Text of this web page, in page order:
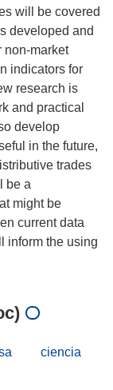
will be covered
developed and
non-market
indicators for
research is
and practical
develop
in the future,
trades
be a
might be
current data
inform the using
ciencia